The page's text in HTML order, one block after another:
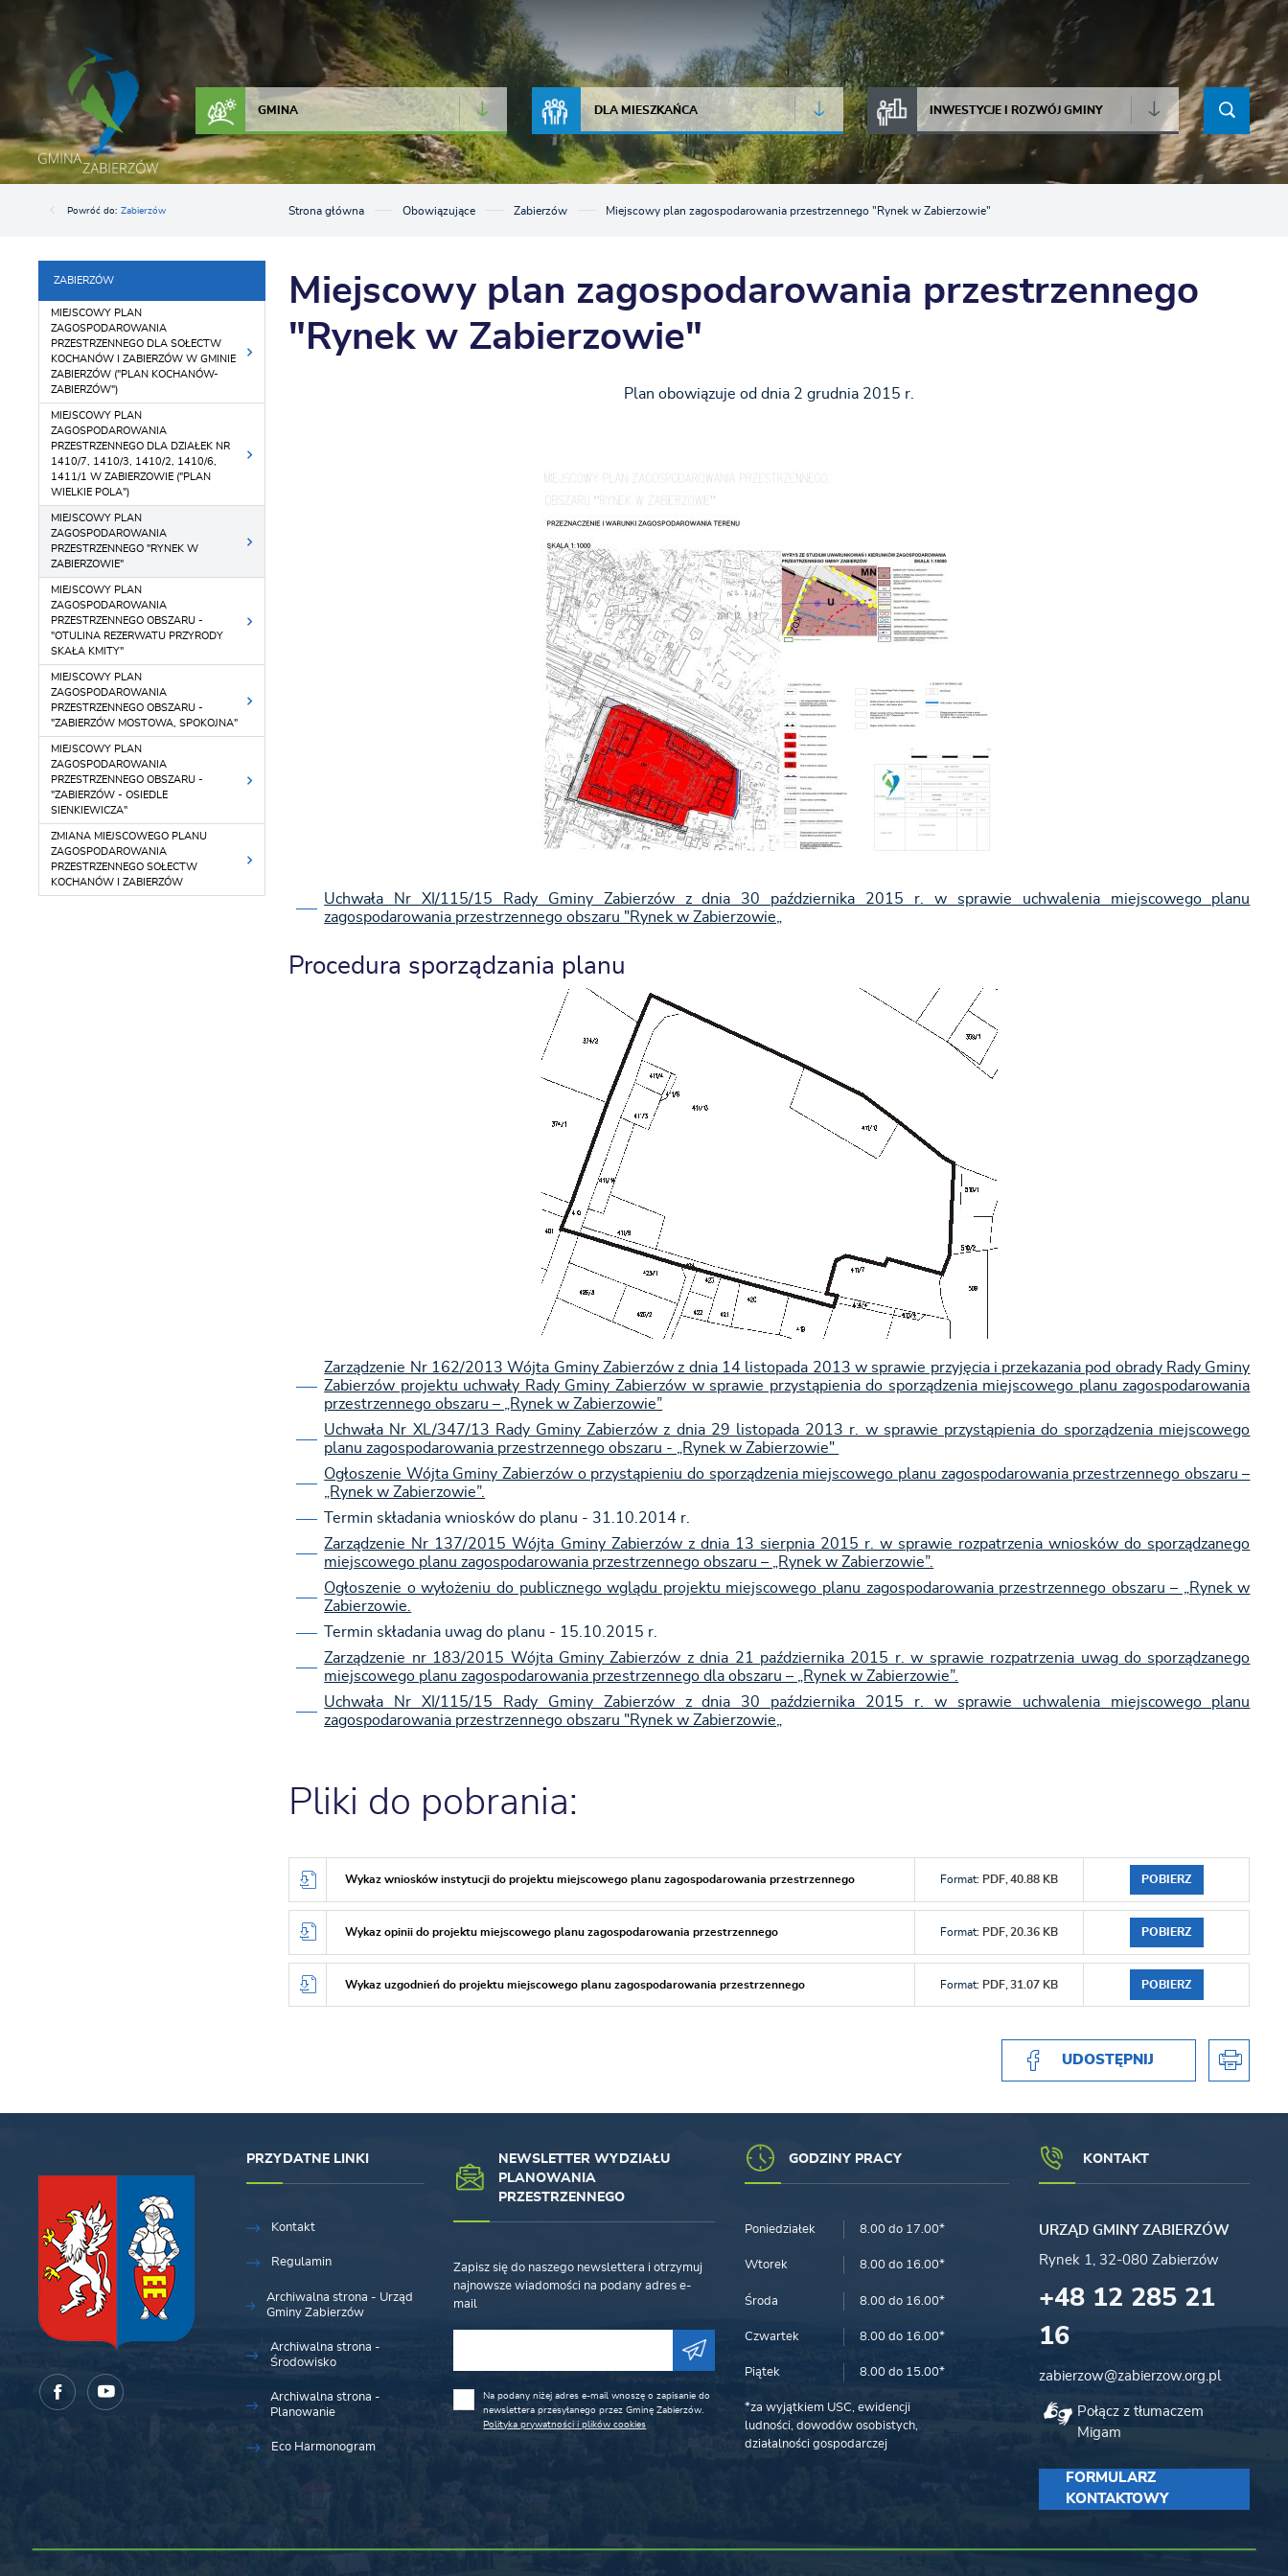
Przejdź do menu.
Przejdź do wyszukiwarki.
Przejdź do treści.
Przejdź do ustawień wielkości czcionki.
Włącz wersję kontrastową strony.
JAKOŚĆ POWIETRZA
GMINA DLA MIESZKAŃCA INWESTYCJE I ROZWÓJ GMINY
Powróć do: Zabierzów Strona główna Obowiązujące Zabierzów Miejscowy plan zagospodarowania przestrzennego "Rynek w Zabierzowie"
ZABIERZÓW
MIEJSCOWY PLAN
ZAGOSPODAROWANIA
PRZESTRZENNEGO DLA SOŁECTW
KOCHANÓW I ZABIERZÓW W GMINIE
ZABIERZÓW ("PLAN KOCHANÓW-
ZABIERZÓW")
MIEJSCOWY PLAN
ZAGOSPODAROWANIA
PRZESTRZENNEGO DLA DZIAŁEK NR
1410/7, 1410/3, 1410/2, 1410/6,
1411/1 W ZABIERZOWIE ("PLAN
WIELKIE POLA")
MIEJSCOWY PLAN
ZAGOSPODAROWANIA
PRZESTRZENNEGO "RYNEK W
ZABIERZOWIE"
MIEJSCOWY PLAN
ZAGOSPODAROWANIA
PRZESTRZENNEGO OBSZARU -
"OTULINA REZERWATU PRZYRODY
SKAŁA KMITY"
MIEJSCOWY PLAN
ZAGOSPODAROWANIA
PRZESTRZENNEGO OBSZARU -
"ZABIERZÓW MOSTOWA, SPOKOJNA"
MIEJSCOWY PLAN
ZAGOSPODAROWANIA
PRZESTRZENNEGO OBSZARU -
"ZABIERZÓW - OSIEDLE
SIENKIEWICZA"
ZMIANA MIEJSCOWEGO PLANU
ZAGOSPODAROWANIA
PRZESTRZENNEGO SOŁECTW
KOCHANÓW I ZABIERZÓW
Miejscowy plan zagospodarowania przestrzennego
"Rynek w Zabierzowie"
Plan obowiązuje od dnia 2 grudnia 2015 r.
Uchwała Nr XI/115/15 Rady Gminy Zabierzów z dnia 30 października 2015 r. w sprawie uchwalenia miejscowego planu
zagospodarowania przestrzennego obszaru "Rynek w Zabierzowie„
Procedura sporządzania planu
Zarządzenie Nr 162/2013 Wójta Gminy Zabierzów z dnia 14 listopada 2013 w sprawie przyjęcia i przekazania pod obrady Rady Gminy
Zabierzów projektu uchwały Rady Gminy Zabierzów w sprawie przystąpienia do sporządzenia miejscowego planu zagospodarowania
przestrzennego obszaru – „Rynek w Zabierzowie”
Uchwała Nr XL/347/13 Rady Gminy Zabierzów z dnia 29 listopada 2013 r. w sprawie przystąpienia do sporządzenia miejscowego
planu zagospodarowania przestrzennego obszaru - „Rynek w Zabierzowie"
Ogłoszenie Wójta Gminy Zabierzów o przystąpieniu do sporządzenia miejscowego planu zagospodarowania przestrzennego obszaru –
„Rynek w Zabierzowie”.
Termin składania wniosków do planu - 31.10.2014 r.
Zarządzenie Nr 137/2015 Wójta Gminy Zabierzów z dnia 13 sierpnia 2015 r. w sprawie rozpatrzenia wniosków do sporządzanego
miejscowego planu zagospodarowania przestrzennego obszaru – „Rynek w Zabierzowie”.
Ogłoszenie o wyłożeniu do publicznego wglądu projektu miejscowego planu zagospodarowania przestrzennego obszaru – „Rynek w
Zabierzowie.
Termin składania uwag do planu - 15.10.2015 r.
Zarządzenie nr 183/2015 Wójta Gminy Zabierzów z dnia 21 października 2015 r. w sprawie rozpatrzenia uwag do sporządzanego
miejscowego planu zagospodarowania przestrzennego dla obszaru – „Rynek w Zabierzowie”.
Uchwała Nr XI/115/15 Rady Gminy Zabierzów z dnia 30 października 2015 r. w sprawie uchwalenia miejscowego planu
zagospodarowania przestrzennego obszaru "Rynek w Zabierzowie„
Pliki do pobrania:
Wykaz wniosków instytucji do projektu miejscowego planu zagospodarowania przestrzennego Format: PDF, 40.88 KB POBIERZ
Wykaz opinii do projektu miejscowego planu zagospodarowania przestrzennego Format: PDF, 20.36 KB POBIERZ
Wykaz uzgodnień do projektu miejscowego planu zagospodarowania przestrzennego Format: PDF, 31.07 KB POBIERZ
UDOSTĘPNIJ
PRZYDATNE LINKI
Kontakt
Regulamin
Archiwalna strona - Urząd
Gminy Zabierzów
Archiwalna strona -
Środowisko
Archiwalna strona -
Planowanie
Eco Harmonogram
NEWSLETTER WYDZIAŁU
PLANOWANIA
PRZESTRZENNEGO
Zapisz się do naszego newslettera i otrzymuj
najnowsze wiadomości na podany adres e-
mail
Na podany niżej adres e-mail wnoszę o zapisanie do
newslettera przesyłanego przez Gminę Zabierzów.
Polityka prywatności i plików cookies
GODZINY PRACY
Poniedziałek 8.00 do 17.00*
Wtorek 8.00 do 16.00*
Środa 8.00 do 16.00*
Czwartek 8.00 do 16.00*
Piątek 8.00 do 15.00*
*za wyjątkiem USC, ewidencji
ludności, dowodów osobistych,
działalności gospodarczej
KONTAKT
URZĄD GMINY ZABIERZÓW
Rynek 1, 32-080 Zabierzów
+48 12 285 21
16
zabierzow@zabierzow.org.pl
Połącz z tłumaczem
Migam
FORMULARZ
KONTAKTOWY